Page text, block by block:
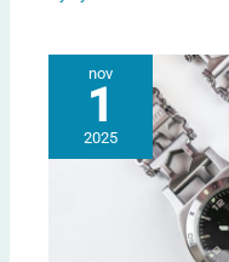
nov
1
2025